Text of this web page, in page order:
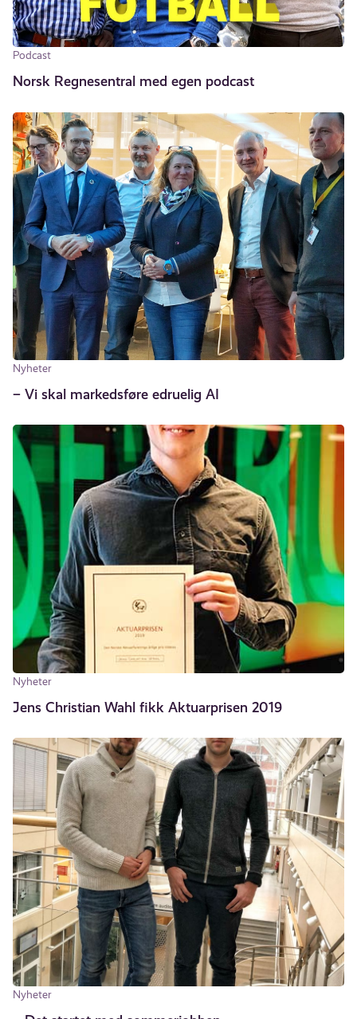
Podcast
Norsk Regnesentral med egen podcast
Nyheter
– Vi skal markedsføre edruelig AI
Nyheter
Jens Christian Wahl fikk Aktuarprisen 2019
Nyheter